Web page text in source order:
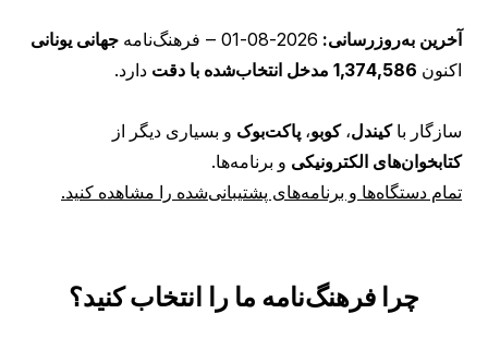
آخرین به‌روزرسانی: 2026-08-01 ‒ فرهنگ‌نامه جهانی یونانی
اکنون 1,374,586 مدخل انتخاب‌شده با دقت دارد.
سازگار باکیندل،کوبو، پاکت‌بوک و بسیاری دیگر از
کتابخوان‌های الکترونیکی و برنامه‌ها.
تمام دستگاه‌ها و برنامه‌های پشتیبانی‌شده را مشاهده کنید.
چرا فرهنگ‌نامه ما را انتخاب کنید؟